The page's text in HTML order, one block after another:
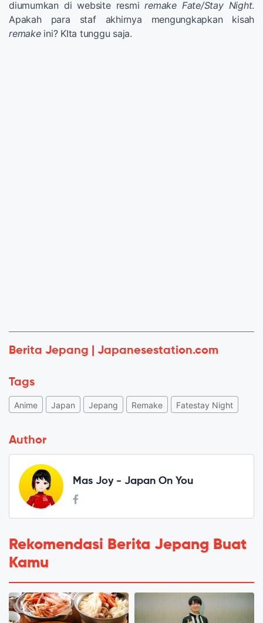
diumumkan di website resmiremake Fate/Stay Night.
Apakah para staf akhirnya mengungkapkan kisah
remakeini? KIta tunggu saja.
Berita Jepang | Japanesestation.com
Tags
Anime Japan Jepang Remake Fatestay Night
Author
Mas Joy - Japan On You
Rekomendasi Berita Jepang Buat
Kamu